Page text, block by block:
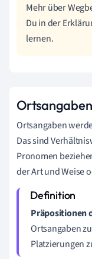
Mehr über
Du in der
lernen.
Ortsangaben
Das sind
Pronomen
der Art und Weise
Präpositionen
Ortsangaben
Platzierungen